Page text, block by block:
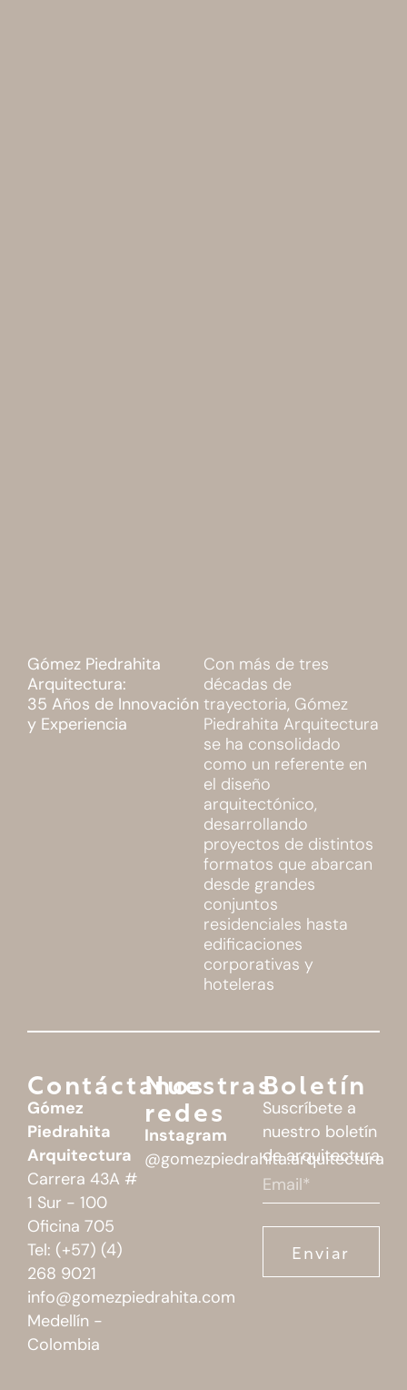
Arquitectura:
35 Años de Innovación
y Experiencia
décadas de
trayectoria, Gómez
Piedrahita Arquitectura
se ha consolidado
como un referente en
el diseño
arquitectónico,
desarrollando
proyectos de distintos
formatos que abarcan
desde grandes
conjuntos
residenciales hasta
edificaciones
corporativas y
hoteleras
Gómez
Piedrahita
Arquitectura
Carrera 43A #
1 Sur - 100
Oficina 705
Tel: (+57) (4)
268 9021
info@gomezpiedrahita.com
Medellín -
Colombia
redes
Instagram
@gomezpiedrahita.arquitectura
Suscríbete a
nuestro boletín
de arquitectura
Enviar